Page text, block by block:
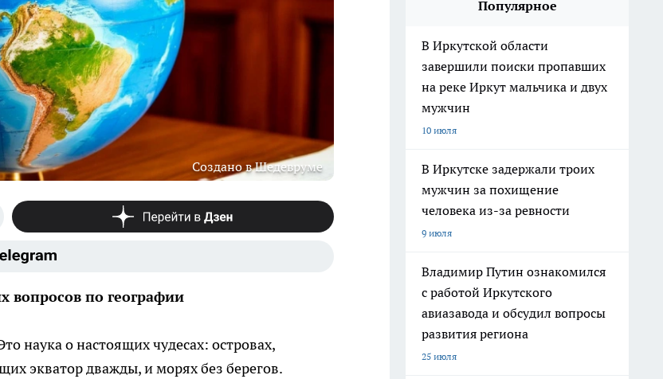
Создано в Шедевруме
вопросов по географии
наука о настоящих чудесах: островах,
экватор дважды, и морях без берегов.
Популярное
В Иркутской области
завершили поиски пропавших
на реке Иркут мальчика и двух
мужчин
10 июля
В Иркутске задержали троих
мужчин за похищение
человека из-за ревности
9 июля
Владимир Путин ознакомился
с работой Иркутского
авиазавода и обсудил вопросы
развития региона
25 июля